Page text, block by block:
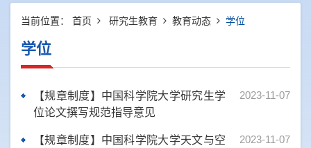
当前位置： 首页 研究生教育 教育动态 学位
学位
2023-11-07
【规章制度】中国科学院大学研究生学
位论文撰写规范指导意见
2023-11-07
【规章制度】中国科学院大学天文与空